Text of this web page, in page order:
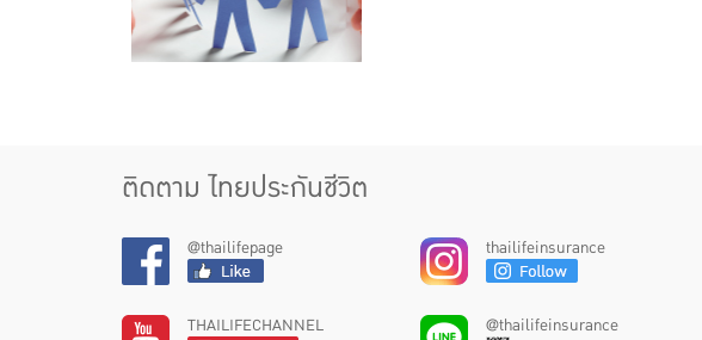
ติดตาม ไทยประกันชีวิต
@thailifepage thailifeinsurance
THAILIFECHANNEL @thailifeinsurance